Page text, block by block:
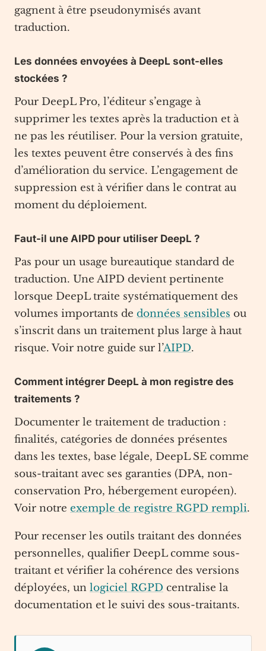
gagnent à être pseudonymisés avant
traduction.
Les données envoyées à DeepL sont-elles
stockées ?
Pour DeepL Pro, l’éditeur s’engage à
supprimer les textes après la traduction et à
ne pas les réutiliser. Pour la version gratuite,
les textes peuvent être conservés à des fins
d’amélioration du service. L’engagement de
suppression est à vérifier dans le contrat au
moment du déploiement.
Faut-il une AIPD pour utiliser DeepL ?
Pas pour un usage bureautique standard de
traduction. Une AIPD devient pertinente
lorsque DeepL traite systématiquement des
volumes importants de données sensibles ou
s’inscrit dans un traitement plus large à haut
risque. Voir notre guide sur l’AIPD.
Comment intégrer DeepL à mon registre des
traitements ?
Documenter le traitement de traduction :
finalités, catégories de données présentes
dans les textes, base légale, DeepL SE comme
sous-traitant avec ses garanties (DPA, non-
conservation Pro, hébergement européen).
Voir notre exemple de registre RGPD rempli.
Pour recenser les outils traitant des données
personnelles, qualifier DeepL comme sous-
traitant et vérifier la cohérence des versions
déployées, un logiciel RGPD centralise la
documentation et le suivi des sous-traitants.